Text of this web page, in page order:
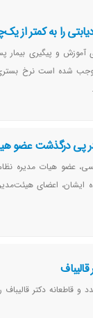
را به کمتر از
آموزش و پیگیری
پی درگذشت عضو
عضو هیات مدیره
ایشان، اعضای
و قاطعانه دکتر